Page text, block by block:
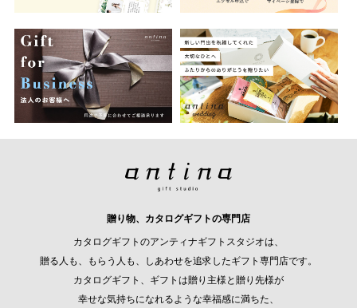
贈り物、カタログギフトの専門店
カタログギフトのアンティナギフトスタジオは、
贈る人も、もらう人も、しあわせを追求したギフト専門店です。
カタログギフト、ギフトは贈り主様と贈り先様が
幸せな気持ちになれるような幸福感に満ちた、